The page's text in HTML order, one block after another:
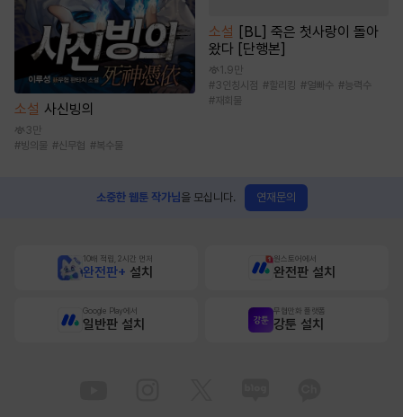
소설 사신빙의
3만
#빙의물 #신무협 #복수물
소설 [BL] 죽은 첫사랑이 돌아
왔다 [단행본]
1.9만
#3인칭시점 #할리킹 #얼빠수 #능력수
#재회물
소중한 웹툰 작가님을 모십니다. 연재문의
10배 적립, 2시간 먼저
완전판+ 설치
원스토어에서
완전판 설치
Google Play에서
일반판 설치
무협만화 플랫폼
강툰 설치